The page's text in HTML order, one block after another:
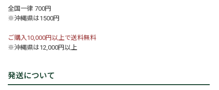
全国一律 700円
※沖縄県は1500円
ご購入10,000円以上で送料無料
※沖縄県は12,000円以上
発送について